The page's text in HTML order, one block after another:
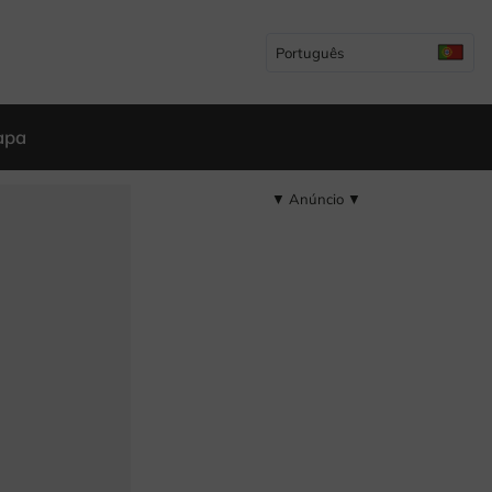
Português
▼ Anúncio ▼